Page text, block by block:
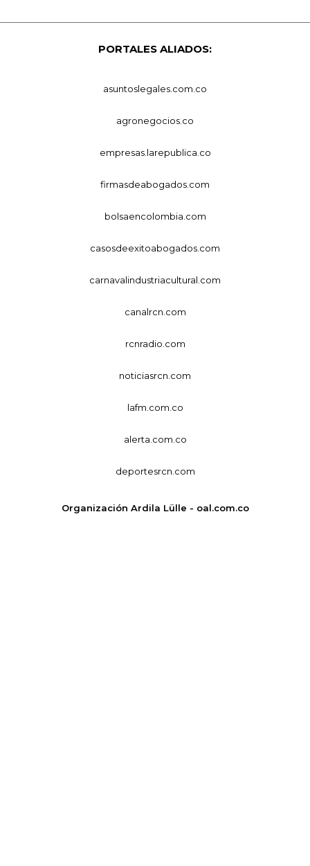
PORTALES ALIADOS:
asuntoslegales.com.co
agronegocios.co
empresas.larepublica.co
firmasdeabogados.com
bolsaencolombia.com
casosdeexitoabogados.com
carnavalindustriacultural.com
canalrcn.com
rcnradio.com
noticiasrcn.com
lafm.com.co
alerta.com.co
deportesrcn.com
Organización Ardila Lülle - oal.com.co